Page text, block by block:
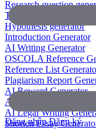
Research question
Thesis paragraph
Hypothesis generator
Introduction Generator
AI Writing Generator
OSCOLA Reference
Reference List
Plagiarism Report
AI Reword Generator
AI Bullet Point
AI Legal Writing
Shorten Essay
Đăng nhậpĐăng ký